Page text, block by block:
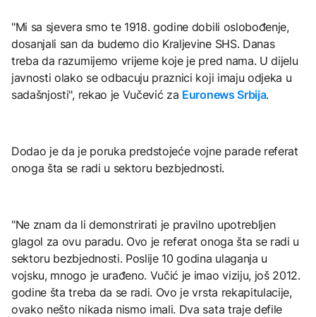
"Mi sa sjevera smo te 1918. godine dobili oslobođenje,
dosanjali san da budemo dio Kraljevine SHS. Danas
treba da razumijemo vrijeme koje je pred nama. U dijelu
javnosti olako se odbacuju praznici koji imaju odjeka u
sadašnjosti", rekao je Vučević za Euronews Srbija.
Dodao je da je poruka predstojeće vojne parade referat
onoga šta se radi u sektoru bezbjednosti.
"Ne znam da li demonstrirati je pravilno upotrebljen
glagol za ovu paradu. Ovo je referat onoga šta se radi u
sektoru bezbjednosti. Poslije 10 godina ulaganja u
vojsku, mnogo je urađeno. Vučić je imao viziju, još 2012.
godine šta treba da se radi. Ovo je vrsta rekapitulacije,
ovako nešto nikada nismo imali. Dva sata traje defile